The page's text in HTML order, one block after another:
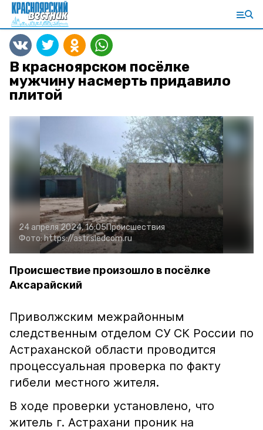
В красноярском посёлке
мужчину насмерть придавило
плитой
24 апреля 2024, 16:05Происшествия
Фото:https://astr.sledcom.ru
Происшествие произошло в посёлке
Аксарайский
Приволжским межрайонным
следственным отделом СУ СК России по
Астраханской области проводится
процессуальная проверка по факту
гибели местного жителя.
В ходе проверки установлено, что
житель г. Астрахани проник на